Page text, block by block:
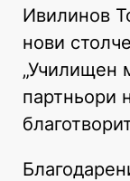
Ивилинов
нови
„Училищен
партньори